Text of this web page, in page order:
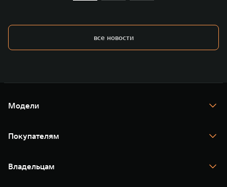
все новости
Модели
TANK 400
TANK 500
Покупателям
Тест-драйв
TANK Финансы
Владельцам